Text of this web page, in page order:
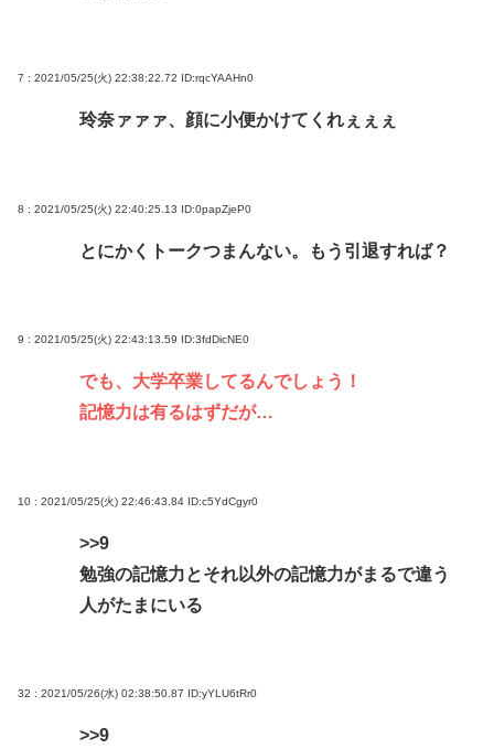
7 : 2021/05/25(火) 22:38:22.72 ID:rqcYAAHn0
玲奈ァァァ、顔に小便かけてくれぇぇぇ
8 : 2021/05/25(火) 22:40:25.13 ID:0papZjeP0
とにかくトークつまんない。もう引退すれば？
9 : 2021/05/25(火) 22:43:13.59 ID:3fdDicNE0
でも、大学卒業してるんでしょう！
記憶力は有るはずだが…
10 : 2021/05/25(火) 22:46:43.84 ID:c5YdCgyr0
>>9
勉強の記憶力とそれ以外の記憶力がまるで違う
人がたまにいる
32 : 2021/05/26(水) 02:38:50.87 ID:yYLU6tRr0
>>9